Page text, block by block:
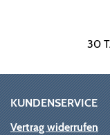
30
KUNDENSERVICE
Vertrag widerrufen